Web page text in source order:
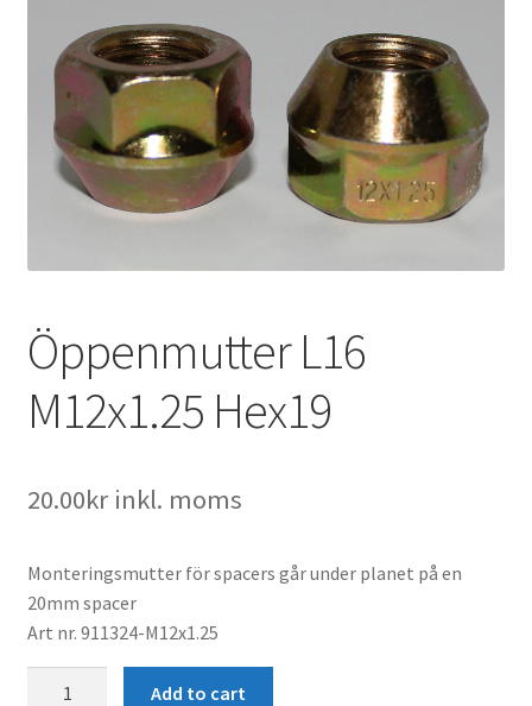
Kontakt / Info
Hjälp/FAQ
Öppenmutter L16
M12x1.25 Hex19
20.00krinkl. moms
Monteringsmutter för spacers går under planet på en
20mm spacer
Art nr. 911324-M12x1.25
Add to cart